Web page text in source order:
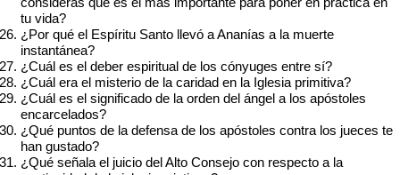
tu vida?
¿Por qué el Espíritu Santo llevó a Ananías a la muerte
instantánea?
¿Cuál es el deber espiritual de los cónyuges entre sí?
¿Cuál era el misterio de la caridad en la Iglesia primitiva?
¿Cuál es el significado de la orden del ángel a los apóstoles
encarcelados?
¿Qué puntos de la defensa de los apóstoles contra los jueces te
han gustado?
¿Qué señala el juicio del Alto Consejo con respecto a la